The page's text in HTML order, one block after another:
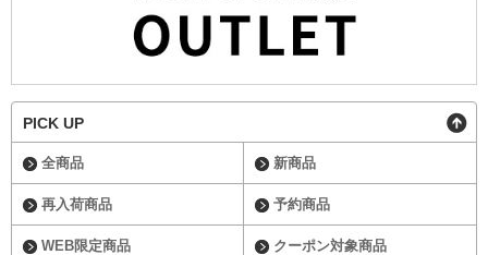
PICK UP
全商品 新商品
再入荷商品 予約商品
WEB限定商品 クーポン対象商品